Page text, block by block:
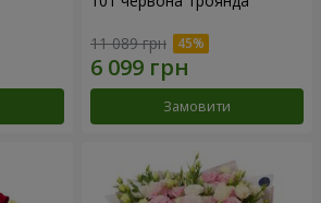
11 089 грн
Замовити